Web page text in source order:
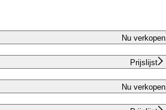
Nu verkopen
Prijslijst
Nu verkopen